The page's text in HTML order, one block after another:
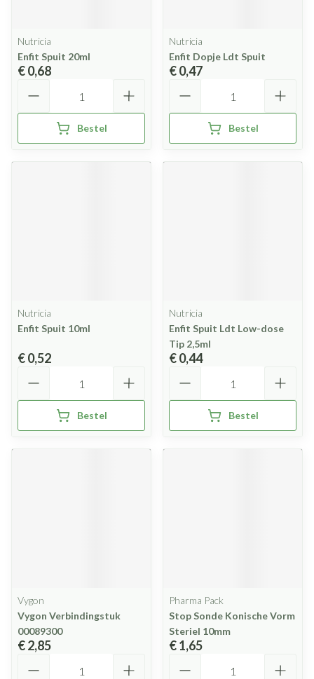
Nutricia
Enfit Spuit 20ml
€ 0,68
Bestel
Nutricia
Enfit Dopje Ldt Spuit
€ 0,47
Bestel
Nutricia
Enfit Spuit 10ml
€ 0,52
Bestel
Nutricia
Enfit Spuit Ldt Low-dose
Tip 2,5ml
€ 0,44
Bestel
Vygon
Vygon Verbindingstuk
00089300
€ 2,85
Pharma Pack
Stop Sonde Konische Vorm
Steriel 10mm
€ 1,65